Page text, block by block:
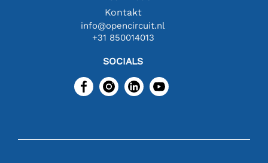
Kontakt
info@opencircuit.nl
+31 850014013
SOCIALS